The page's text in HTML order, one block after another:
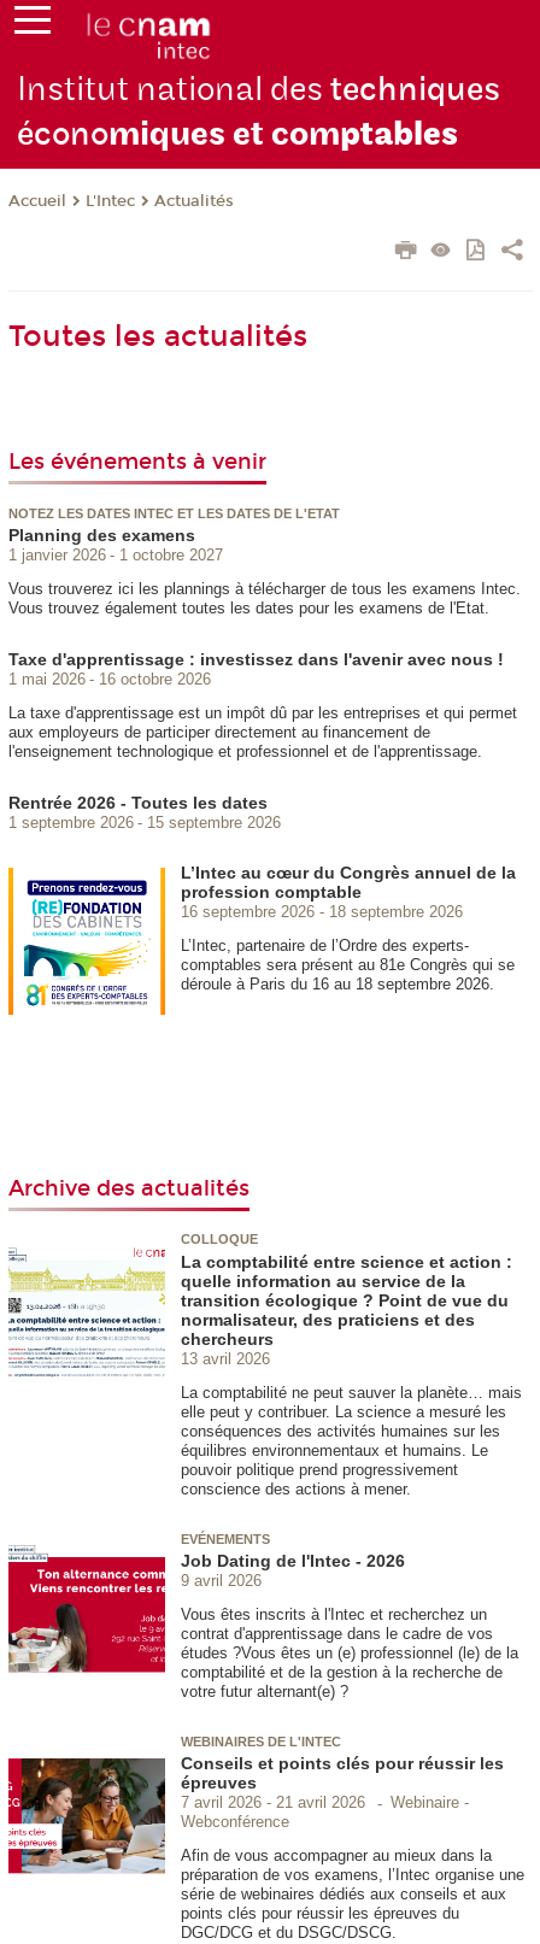
Institut national destechniques
économiques et comptables
Accueil L'Intec Actualités
Toutes les actualités
Les événements à venir
NOTEZ LES DATES INTEC ET LES DATES DE L'ETAT
Planning des examens
1 janvier 2026
1 octobre 2027
Vous trouverez ici les plannings à télécharger de tous les examens Intec.
Vous trouvez également toutes les dates pour les examens de l'Etat.
Taxe d'apprentissage : investissez dans l'avenir avec nous !
1 mai 2026
16 octobre 2026
La taxe d'apprentissage est un impôt dû par les entreprises et qui permet
aux employeurs de participer directement au financement de
l'enseignement technologique et professionnel et de l'apprentissage.
Rentrée 2026 - Toutes les dates
1 septembre 2026 15 septembre 2026
L’Intec au cœur du Congrès annuel de la
profession comptable
16 septembre 2026
18 septembre 2026
L’Intec, partenaire de l’Ordre des experts-
comptables sera présent au 81e Congrès qui se
déroule à Paris du 16 au 18 septembre 2026.
Archive des actualités
COLLOQUE
La comptabilité entre science et action :
quelle information au service de la
transition écologique ? Point de vue du
normalisateur, des praticiens et des
chercheurs
13 avril 2026
La comptabilité ne peut sauver la planète… mais
elle peut y contribuer. La science a mesuré les
conséquences des activités humaines sur les
équilibres environnementaux et humains. Le
pouvoir politique prend progressivement
conscience des actions à mener.
EVÉNEMENTS
Job Dating de l'Intec - 2026
9 avril 2026
Vous êtes inscrits à l'Intec et recherchez un
contrat d'apprentissage dans le cadre de vos
études ?Vous êtes un (e) professionnel (le) de la
comptabilité et de la gestion à la recherche de
votre futur alternant(e) ?
WEBINAIRES DE L'INTEC
Conseils et points clés pour réussir les
épreuves
7 avril 2026 21 avril 2026
Webinaire -
Webconférence
Afin de vous accompagner au mieux dans la
préparation de vos examens, l’Intec organise une
série de webinaires dédiés aux conseils et aux
points clés pour réussir les épreuves du
DGC/DCG et du DSGC/DSCG.